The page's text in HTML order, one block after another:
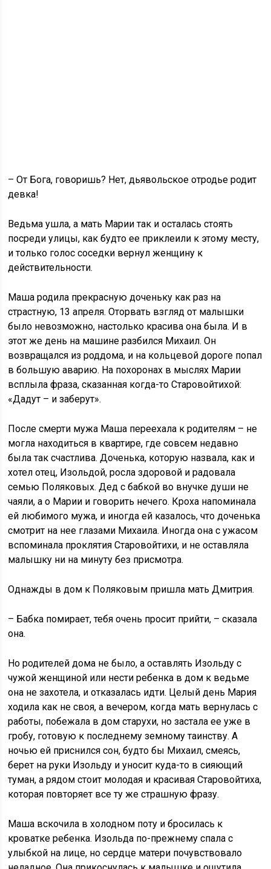
– От Бога, говоришь? Нет, дьявольское отродье родит
девка!
Ведьма ушла, а мать Марии так и осталась стоять
посреди улицы, как будто ее приклеили к этому месту,
и только голос соседки вернул женщину к
действительности.
Маша родила прекрасную доченьку как раз на
страстную, 13 апреля. Оторвать взгляд от малышки
было невозможно, настолько красива она была. И в
этот же день на машине разбился Михаил. Он
возвращался из роддома, и на кольцевой дороге попал
в большую аварию. На похоронах в мыслях Марии
всплыла фраза, сказанная когда-то Старовойтихой:
«Дадут – и заберут».
После смерти мужа Маша переехала к родителям – не
могла находиться в квартире, где совсем недавно
была так счастлива. Доченька, которую назвала, как и
хотел отец, Изольдой, росла здоровой и радовала
семью Поляковых. Дед с бабкой во внучке души не
чаяли, а о Марии и говорить нечего. Кроха напоминала
ей любимого мужа, и иногда ей казалось, что доченька
смотрит на нее глазами Михаила. Иногда она с ужасом
вспоминала проклятия Старовойтихи, и не оставляла
малышку ни на минуту без присмотра.
Однажды в дом к Поляковым пришла мать Дмитрия.
– Бабка помирает, тебя очень просит прийти, – сказала
она.
Но родителей дома не было, а оставлять Изольду с
чужой женщиной или нести ребенка в дом к ведьме
она не захотела, и отказалась идти. Целый день Мария
ходила как не своя, а вечером, когда мать вернулась с
работы, побежала в дом старухи, но застала ее уже в
гробу, готовую к последнему земному таинству. А
ночью ей приснился сон, будто бы Михаил, смеясь,
берет на руки Изольду и уносит куда-то в сияющий
туман, а рядом стоит молодая и красивая Старовойтиха,
которая повторяет все ту же страшную фразу.
Маша вскочила в холодном поту и бросилась к
кроватке ребенка. Изольда по-прежнему спала с
улыбкой на лице, но сердце матери почувствовало